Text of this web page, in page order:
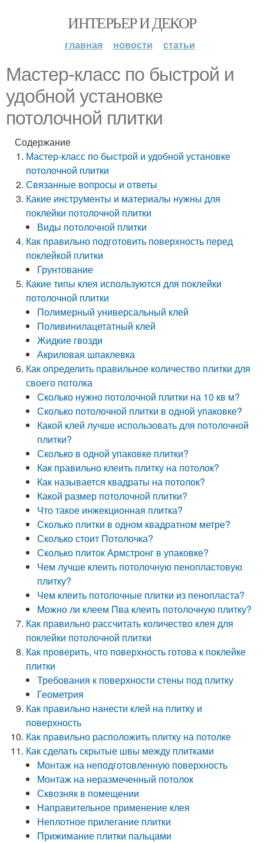
ИНТЕРЬЕР И ДЕКОР
главная новости статьи
Мастер-класс по быстрой и
удобной установке
потолочной плитки
Содержание
Мастер-класс по быстрой и удобной установке
потолочной плитки
Связанные вопросы и ответы
Какие инструменты и материалы нужны для
поклейки потолочной плитки
Виды потолочной плитки
Как правильно подготовить поверхность перед
поклейкой плитки
Грунтование
Какие типы клея используются для поклейки
потолочной плитки
Полимерный универсальный клей
Поливинилацетатный клей
Жидкие гвозди
Акриловая шпаклевка
Как определить правильное количество плитки для
своего потолка
Сколько нужно потолочной плитки на 10 кв м?
Сколько потолочной плитки в одной упаковке?
Какой клей лучше использовать для потолочной
плитки?
Сколько в одной упаковке плитки?
Как правильно клеить плитку на потолок?
Как называется квадраты на потолок?
Какой размер потолочной плитки?
Что такое инжекционная плитка?
Сколько плитки в одном квадратном метре?
Сколько стоит Потолочка?
Сколько плиток Армстронг в упаковке?
Чем лучше клеить потолочную пенопластовую
плитку?
Чем клеить потолочные плитки из пенопласта?
Можно ли клеем Пва клеить потолочную плитку?
Как правильно рассчитать количество клея для
поклейки потолочной плитки
Как проверить, что поверхность готова к поклейке
плитки
Требования к поверхности стены под плитку
Геометрия
Как правильно нанести клей на плитку и
поверхность
Как правильно расположить плитку на потолке
Как сделать скрытые швы между плитками
Монтаж на неподготовленную поверхность
Монтаж на неразмеченный потолок
Сквозняк в помещении
Направительное применение клея
Неплотное прилегание плитки
Прижимание плитки пальцами